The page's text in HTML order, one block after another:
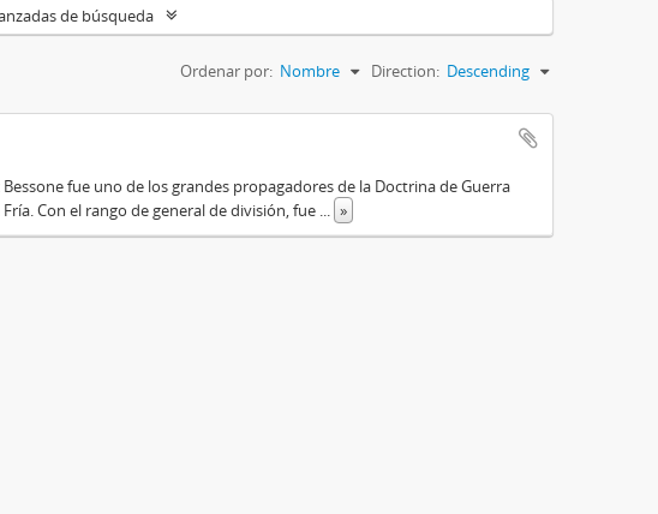
de búsqueda
Ordenar por: Nombre Direction: Descending
fue uno de los grandes propagadores de la Doctrina de Guerra
Con el rango de general de división, fue
»